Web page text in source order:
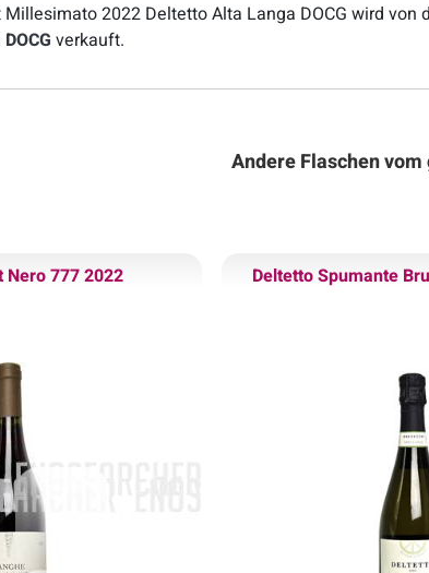
2022 Deltetto Alta Langa DOCG wird von
verkauft.
Andere Flaschen
Nero 777 2022 Deltetto Spumante